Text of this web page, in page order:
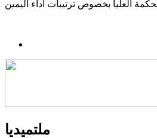
ملتميديا